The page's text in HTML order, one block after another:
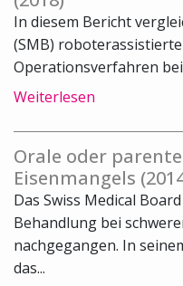
In diesem Bericht
(SMB)
Operationsverfahren
Weiterlesen
Orale oder
Eisenmangels
Das Swiss Medical
Behandlung bei
nachgegangen. In
das...